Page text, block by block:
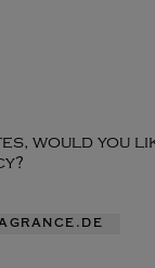
would you